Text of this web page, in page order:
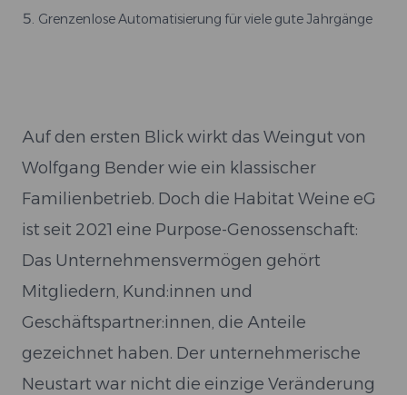
Grenzenlose Automatisierung für viele gute Jahrgänge
Auf den ersten Blick wirkt das Weingut von
Wolfgang Bender wie ein klassischer
Familienbetrieb. Doch die Habitat Weine eG
ist seit 2021 eine Purpose-Genossenschaft:
Das Unternehmensvermögen gehört
Mitgliedern, Kund:innen und
Geschäftspartner:innen, die Anteile
gezeichnet haben. Der unternehmerische
Neustart war nicht die einzige Veränderung